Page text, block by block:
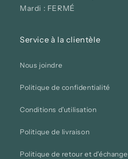
Mardi : FERMÉ
Service à la clientèle
Nous joindre
Politique de confidentialité
Conditions d'utilisation
Politique de livraison
Politique de retour et d'échange